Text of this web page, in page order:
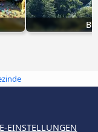
EINSTELLUNGEN